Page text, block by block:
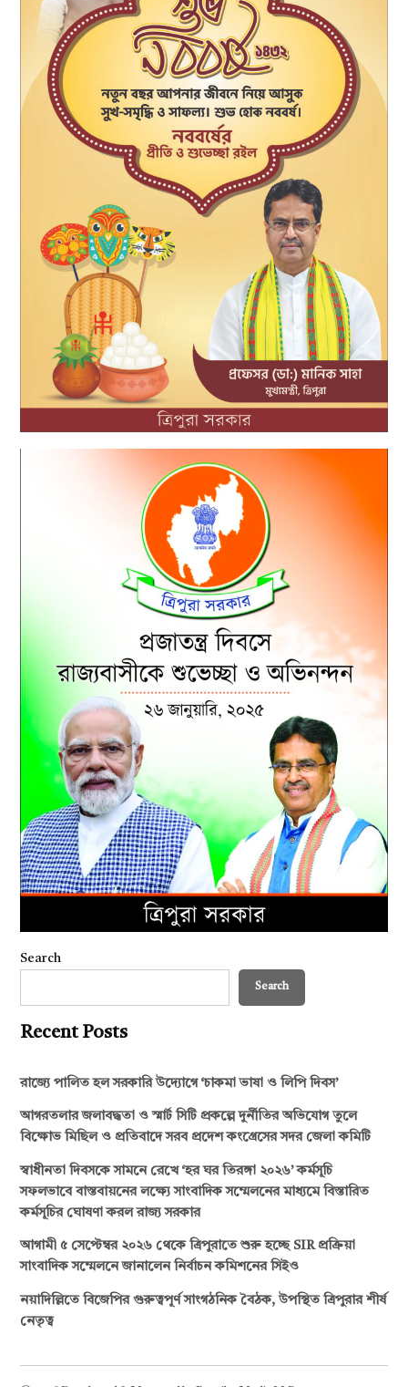
Search
Search
Recent Posts
রাজ্যে পালিত হল সরকারি উদ্যোগে ‘চাকমা ভাষা ও লিপি দিবস’
আগরতলার জলাবদ্ধতা ও স্মার্ট সিটি প্রকল্পে দুর্নীতির অভিযোগ তুলে
বিক্ষোভ মিছিল ও প্রতিবাদে সরব প্রদেশ কংগ্রেসের সদর জেলা কমিটি
স্বাধীনতা দিবসকে সামনে রেখে ‘হর ঘর তিরঙ্গা ২০২৬’ কর্মসূচি
সফলভাবে বাস্তবায়নের লক্ষ্যে সাংবাদিক সম্মেলনের মাধ্যমে বিস্তারিত
কর্মসূচির ঘোষণা করল রাজ্য সরকার
আগামী ৫ সেপ্টেম্বর ২০২৬ থেকে ত্রিপুরাতে শুরু হচ্ছে SIR প্রক্রিয়া
সাংবাদিক সম্মেলনে জানালেন নির্বাচন কমিশনের সিইও
নয়াদিল্লিতে বিজেপির গুরুত্বপূর্ণ সাংগঠনিক বৈঠক, উপস্থিত ত্রিপুরার শীর্ষ
নেতৃত্ব